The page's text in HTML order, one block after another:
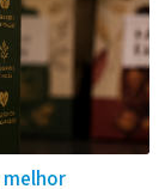
39 anos. E
perto as
Tecnologias
quem produz se